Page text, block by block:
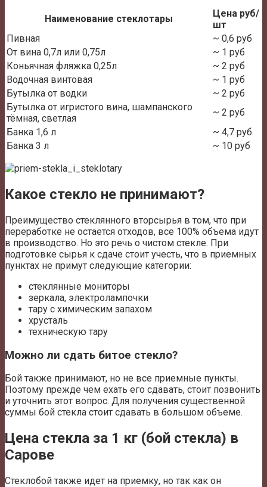
Наименование стеклотары
Цена руб/
шт
Пивная
~ 0,6 руб
От вина 0,7л или 0,75л
~ 1 руб
Коньячная фляжка 0,25л
~ 2 руб
Водочная винтовая
~ 1 руб
Бутылка от водки
~ 2 руб
Бутылка от игристого вина, шампанского
тёмная, светлая
~ 2 руб
Банка 1,6 л
~ 4,7 руб
Банка 3 л
~ 10 руб
Какое стекло не принимают?
Преимущество стеклянного вторсырья в том, что при
переработке не остается отходов, все 100% объема идут
в производство. Но это речь о чистом стекле. При
подготовке сырья к сдаче стоит учесть, что в приемных
пунктах не примут следующие категории:
стеклянные мониторы
зеркала, электролампочки
тару с химическим запахом
хрусталь
техническую тару
Можно ли сдать битое стекло?
Бой также принимают, но не все приемные пункты.
Поэтому прежде чем ехать его сдавать, стоит позвонить
и уточнить этот вопрос. Для получения существенной
суммы бой стекла стоит сдавать в большом объеме.
Цена стекла за 1 кг (бой стекла) в
Сарове
Стеклобой также идет на приемку, но так как он